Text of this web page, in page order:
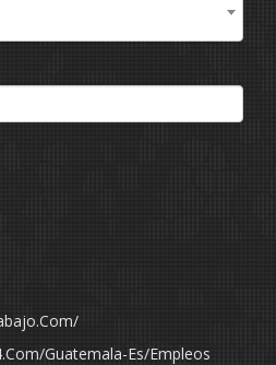
guatemala-Es/empleos